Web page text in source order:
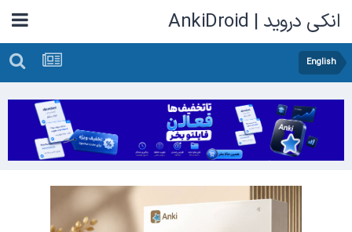
انکی دروید | AnkiDroid
English